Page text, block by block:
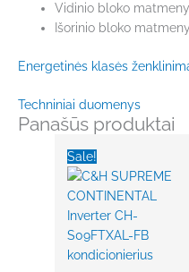
Vidinio bloko
Išorinio bloko
Energetinės klasės
Techniniai duomenys
Panašūs produktai
Sale!
was:
€2,032.00.